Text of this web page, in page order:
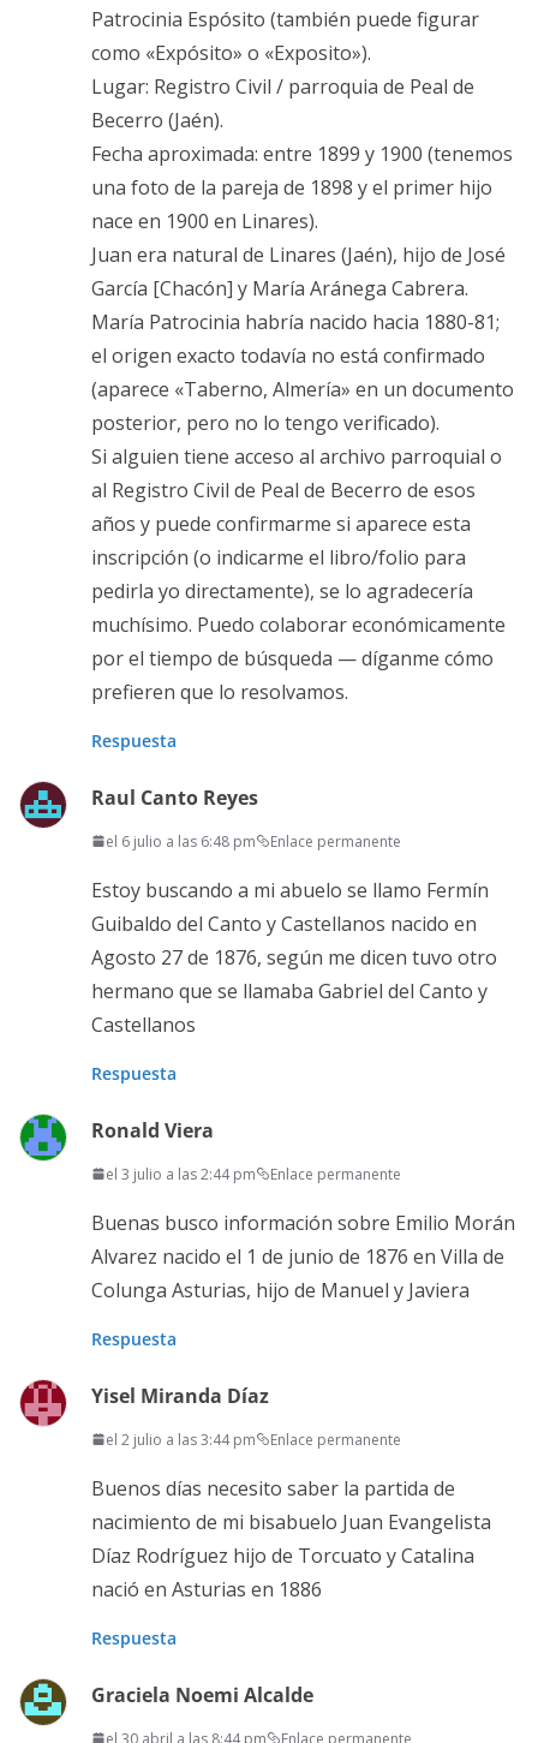
Patrocinia Espósito (también puede figurar
como «Expósito» o «Exposito»).
Lugar: Registro Civil / parroquia de Peal de
Becerro (Jaén).
Fecha aproximada: entre 1899 y 1900 (tenemos
una foto de la pareja de 1898 y el primer hijo
nace en 1900 en Linares).
Juan era natural de Linares (Jaén), hijo de José
García [Chacón] y María Aránega Cabrera.
María Patrocinia habría nacido hacia 1880-81;
el origen exacto todavía no está confirmado
(aparece «Taberno, Almería» en un documento
posterior, pero no lo tengo verificado).
Si alguien tiene acceso al archivo parroquial o
al Registro Civil de Peal de Becerro de esos
años y puede confirmarme si aparece esta
inscripción (o indicarme el libro/folio para
pedirla yo directamente), se lo agradecería
muchísimo. Puedo colaborar económicamente
por el tiempo de búsqueda — díganme cómo
prefieren que lo resolvamos.
Respuesta
Raul Canto Reyes
el 6 julio a las 6:48 pm Enlace permanente
Estoy buscando a mi abuelo se llamo Fermín
Guibaldo del Canto y Castellanos nacido en
Agosto 27 de 1876, según me dicen tuvo otro
hermano que se llamaba Gabriel del Canto y
Castellanos
Respuesta
Ronald Viera
el 3 julio a las 2:44 pm Enlace permanente
Buenas busco información sobre Emilio Morán
Alvarez nacido el 1 de junio de 1876 en Villa de
Colunga Asturias, hijo de Manuel y Javiera
Respuesta
Yisel Miranda Díaz
el 2 julio a las 3:44 pm Enlace permanente
Buenos días necesito saber la partida de
nacimiento de mi bisabuelo Juan Evangelista
Díaz Rodríguez hijo de Torcuato y Catalina
nació en Asturias en 1886
Respuesta
Graciela Noemi Alcalde
el 30 abril a las 8:44 pm Enlace permanente